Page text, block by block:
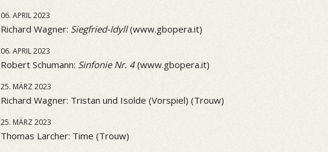
06. APRIL 2023
Richard Wagner: Siegfried-Idyll(www.gbopera.it)
06. APRIL 2023
Robert Schumann: Sinfonie Nr. 4(www.gbopera.it)
25. MÄRZ 2023
Richard Wagner: Tristan und Isolde (Vorspiel) (Trouw)
25. MÄRZ 2023
Thomas Larcher: Time (Trouw)